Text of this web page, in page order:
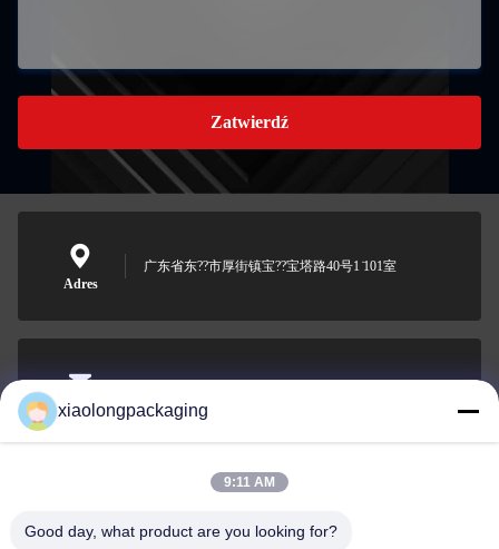
Zatwierdź
Adres
广东省东??市厚街镇宝??宝塔路40号1 ̇101室
Wiadomość
elektroniczna
Tina@xiaolongpackaging.com
0086-15322891631
xiaolongpackaging
9:11 AM
Good day, what product are you looking for?